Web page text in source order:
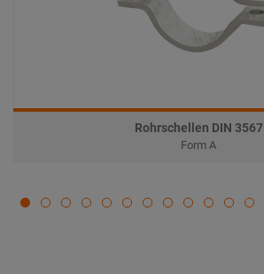
Rohrschellen DIN 3567
Form A